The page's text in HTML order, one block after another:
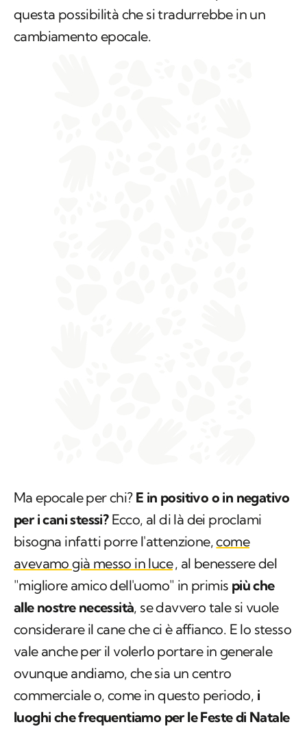
questa possibilità che si tradurrebbe in un
cambiamento epocale.
Ma epocale per chi? E in positivo o in negativo
per i cani stessi?Ecco, al di là dei proclami
bisogna infatti porre l'attenzione,come
avevamo già messo in luce, al benessere del
"migliore amico dell'uomo" in primis più che
alle nostre necessità, se davvero tale si vuole
considerare il cane che ci è affianco. E lo stesso
vale anche per il volerlo portare in generale
ovunque andiamo, che sia un centro
commerciale o, come in questo periodo, i
luoghi che frequentiamo per le Feste di Natale